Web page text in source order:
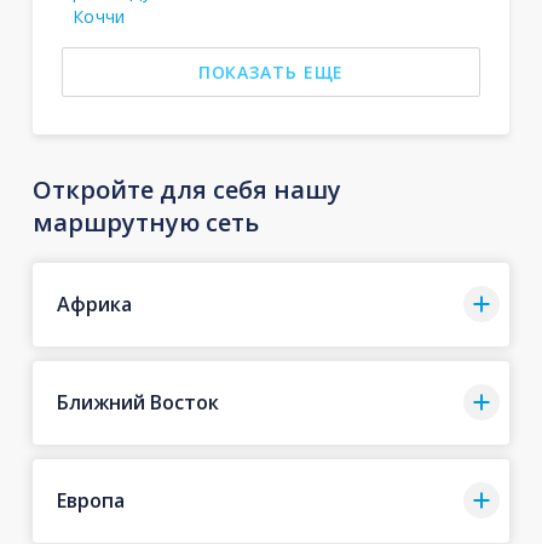
Коччи
ПОКАЗАТЬ ЕЩЕ
Откройте для себя нашу
маршрутную сеть
Африка
Ближний Восток
Европа